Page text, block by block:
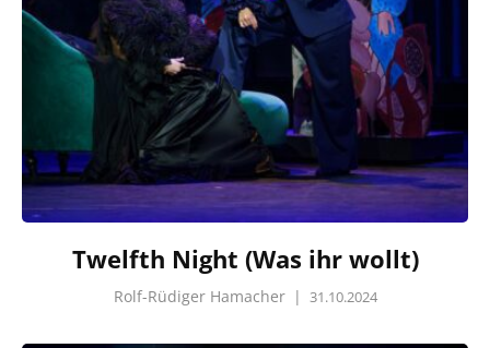
Twelfth Night (Was ihr wollt)
Rolf-Rüdiger Hamacher | 31.10.2024